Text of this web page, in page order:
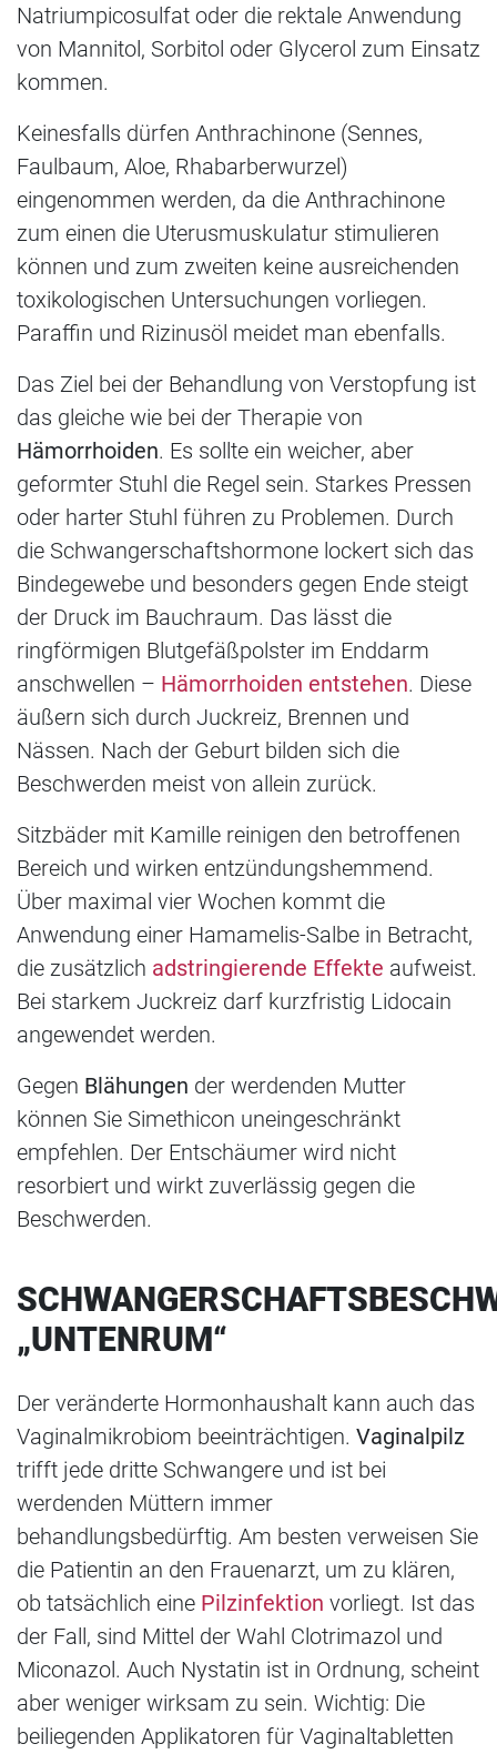
Natriumpicosulfat oder die rektale Anwendung
von Mannitol, Sorbitol oder Glycerol zum Einsatz
kommen.
Keinesfalls dürfen Anthrachinone (Sennes,
Faulbaum, Aloe, Rhabarberwurzel)
eingenommen werden, da die Anthrachinone
zum einen die Uterusmuskulatur stimulieren
können und zum zweiten keine ausreichenden
toxikologischen Untersuchungen vorliegen.
Paraffin und Rizinusöl meidet man ebenfalls.
Das Ziel bei der Behandlung von Verstopfung ist
das gleiche wie bei der Therapie von
Hämorrhoiden. Es sollte ein weicher, aber
geformter Stuhl die Regel sein. Starkes Pressen
oder harter Stuhl führen zu Problemen. Durch
die Schwangerschaftshormone lockert sich das
Bindegewebe und besonders gegen Ende steigt
der Druck im Bauchraum. Das lässt die
ringförmigen Blutgefäßpolster im Enddarm
anschwellen – Hämorrhoiden entstehen. Diese
äußern sich durch Juckreiz, Brennen und
Nässen. Nach der Geburt bilden sich die
Beschwerden meist von allein zurück.
Sitzbäder mit Kamille reinigen den betroffenen
Bereich und wirken entzündungshemmend.
Über maximal vier Wochen kommt die
Anwendung einer Hamamelis-Salbe in Betracht,
die zusätzlich adstringierende Effekte aufweist.
Bei starkem Juckreiz darf kurzfristig Lidocain
angewendet werden.
Gegen Blähungen der werdenden Mutter
können Sie Simethicon uneingeschränkt
empfehlen. Der Entschäumer wird nicht
resorbiert und wirkt zuverlässig gegen die
Beschwerden.
„UNTENRUM“
Der veränderte Hormonhaushalt kann auch das
Vaginalmikrobiom beeinträchtigen. Vaginalpilz
trifft jede dritte Schwangere und ist bei
werdenden Müttern immer
behandlungsbedürftig. Am besten verweisen Sie
die Patientin an den Frauenarzt, um zu klären,
ob tatsächlich eine Pilzinfektion vorliegt. Ist das
der Fall, sind Mittel der Wahl Clotrimazol und
Miconazol. Auch Nystatin ist in Ordnung, scheint
aber weniger wirksam zu sein. Wichtig: Die
beiliegenden Applikatoren für Vaginaltabletten